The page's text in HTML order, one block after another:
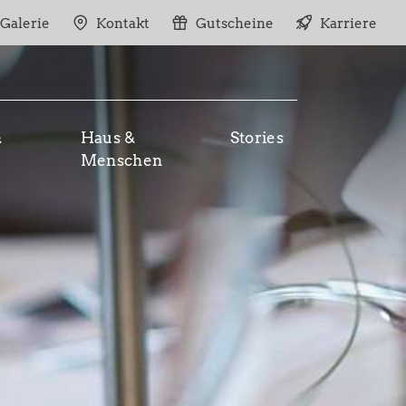
Galerie Kontakt Gutscheine Karriere
Haus &
Menschen
Stories